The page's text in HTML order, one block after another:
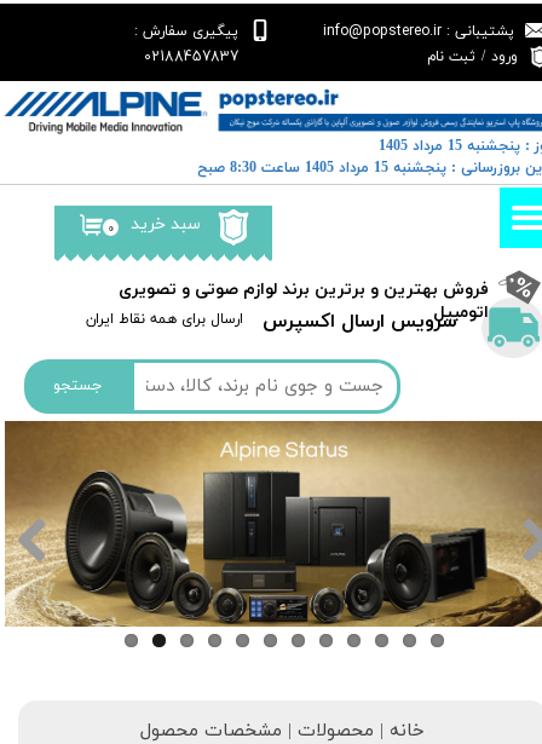
جستجو
سرویس ارسال اکسپرس ​​ارسال برای همه نقاط ایران
پشتیبانی : info@popstereo.ir
پیگیری سفارش :
02188457837
ورود / ثبت نام
حساب کاربری من
تغییر گذر واژه
سفارشات
خروج از حساب کاربری
۰ سبد خرید
​فروش بهترین و برترین برند لوازم صوتی و تصویری
اتومبیل​​​​​​​
15 مرداد 1405
: پنجشنبه 15 مرداد 1405 ساعت 8:30 صبح
خانه | محصولات | مشخصات محصول